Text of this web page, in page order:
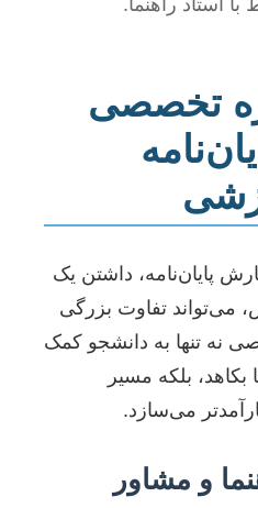
تخصصی
پایان‌نامه، داشتن یک
می‌تواند تفاوت بزرگی
نه تنها به دانشجو کمک
بلکه مسیر
می‌سازد.
و مشاور